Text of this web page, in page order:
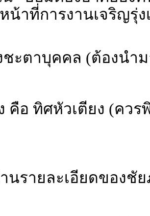
น้าที่การงานเจริญรุ่ง
ชะตาบุคคล (ต้องนำ
คือ ทิศหัวเตียง (คว
นรายละเอียดของชั